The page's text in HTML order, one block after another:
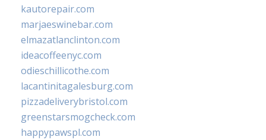
kautorepair.com
marjaeswinebar.com
elmazatlanclinton.com
ideacoffeenyc.com
odieschillicothe.com
lacantinitagalesburg.com
pizzadeliverybristol.com
greenstarsmogcheck.com
happypawspl.com